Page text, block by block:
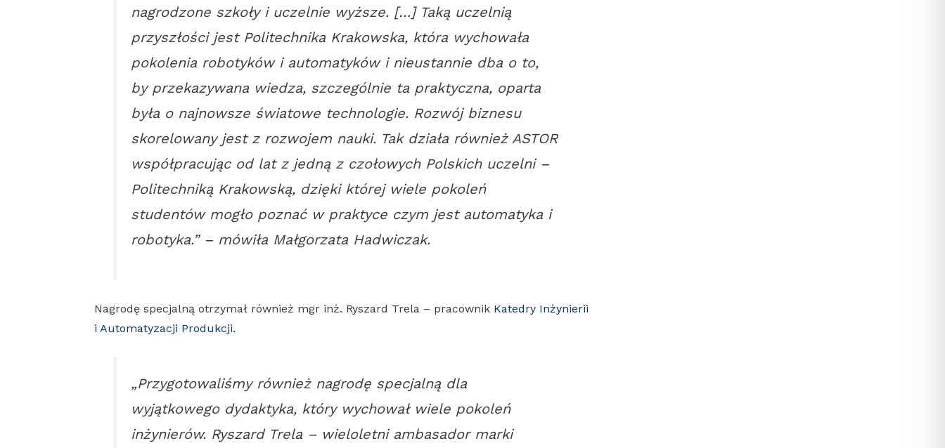
nagrodzone szkoły i uczelnie wyższe. […] Taką uczelnią
przyszłości jest Politechnika Krakowska, która wychowała
pokolenia robotyków i automatyków i nieustannie dba o to,
by przekazywana wiedza, szczególnie ta praktyczna, oparta
była o najnowsze światowe technologie. Rozwój biznesu
skorelowany jest z rozwojem nauki. Tak działa również ASTOR
współpracując od lat z jedną z czołowych Polskich uczelni –
Politechniką Krakowską, dzięki której wiele pokoleń
studentów mogło poznać w praktyce czym jest automatyka i
robotyka.” – mówiła Małgorzata Hadwiczak.
Nagrodę specjalną otrzymał również mgr inż. Ryszard Trela – pracownik Katedry Inżynierii
i Automatyzacji Produkcji.
„Przygotowaliśmy również nagrodę specjalną dla
wyjątkowego dydaktyka, który wychował wiele pokoleń
inżynierów. Ryszard Trela – wieloletni ambasador marki